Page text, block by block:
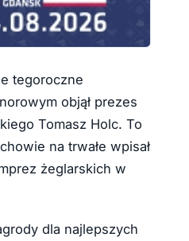
tegoroczne
objął prezes
Tomasz Holc. To
na trwałe wpisał
żeglarskich w
dla najlepszych